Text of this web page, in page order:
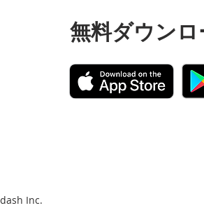
無料ダウンロ
Inc.